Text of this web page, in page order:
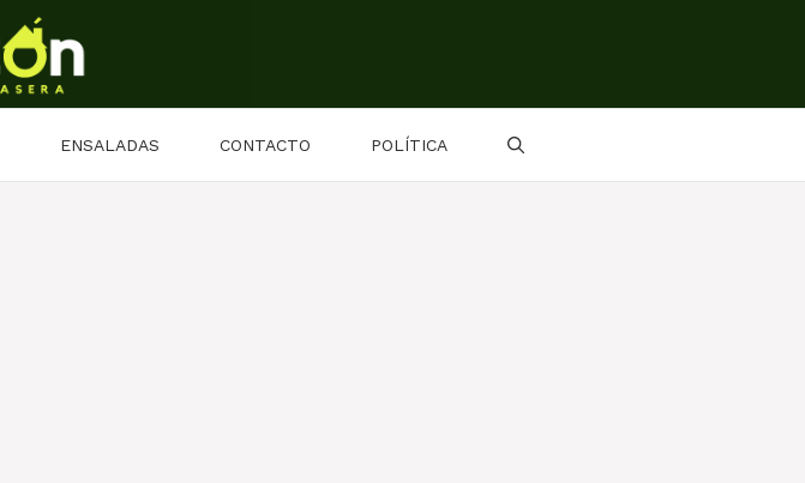
ENSALADAS CONTACTO POLÍTICA